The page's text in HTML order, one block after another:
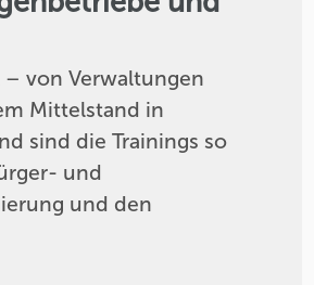
von Verwaltungen
Mittelstand in
sind die Trainings so
und
und den